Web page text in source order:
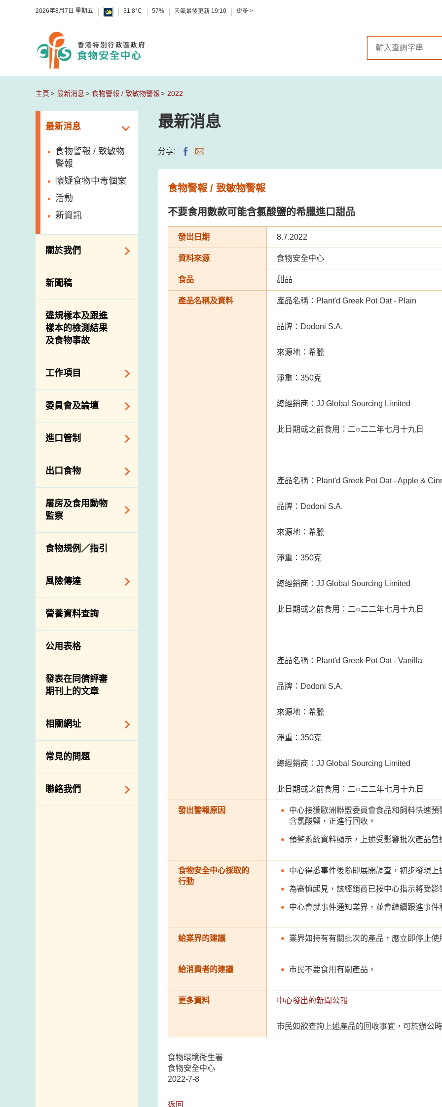
2026年8月7日 星期五 31.8°C 57% 天氣最後更新 19:10 更多 >
主頁 最新消息 食物警報 / 致敏物警報 2022
最新消息
食物警報 / 致敏物
警報
懷疑食物中毒個案
活動
新資訊
關於我們
組織結構
介紹短片
新聞稿
違規樣本及跟進
樣本的檢測結果
及食物事故
工作項目
降低膳食中的鈉和
糖
食物安全重點控制
系統
基因改造食物
資料
食物安全之風險評
估
食物事故應變及管
理
食物消費量調查
總膳食研究
有機食物
高風險食物
抗菌素耐藥性
委員會及論壇
食物安全專家委員
會
消費者聯繫小組
進口管制
食物進口商和食物
分銷商登記制度
絡內地有關當局
進口食物管制
口檢驗
出口食物
出口驗證
出口食物往內地
出口商及業界的消
息
屠房及食用動物
監察
規管農業化學物及
獸醫藥物在食用動
物上的使用
屠房及疾病監測
宰前檢驗
宰後檢驗
結果
屠房及肉類檢驗
食物規例／指引
風險傳達
主題項目
項目及活動
資訊平台
下載
公開比賽
營養資料查詢
公用表格
發表在同儕評審
期刊上的文章
相關網址
相關政府部門／機
構
常見的問題
聯絡我們
最新消息
分享:
食物警報 / 致敏物警報
不要食用數款可能含氯酸鹽的希臘進口甜品
發出日期 8.7.2022
資料來源 食物安全中心
食品 甜品
產品名稱及資料 產品名稱：Plant'd Greek Pot Oat - Plain
品牌：Dodoni S.A.
來源地：希臘
淨重：350克
總經銷商：JJ Global Sourcing Limited
此日期或之前食用：二○二二年七月十九日
產品名稱：Plant'd Greek Pot Oat - Apple &
品牌：Dodoni S.A.
來源地：希臘
淨重：350克
總經銷商：JJ Global Sourcing Limited
此日期或之前食用：二○二二年七月十九日
產品名稱：Plant'd Greek Pot Oat - Vanilla
品牌：Dodoni S.A.
來源地：希臘
淨重：350克
總經銷商：JJ Global Sourcing Limited
此日期或之前食用：二○二二年七月十九日
發出警報原因
中心接獲歐洲聯盟委員會食品和飼料快速
含氯酸鹽，正進行回收。
預警系統資料顯示，上述受影響批次產品曾
食物安全中心採取的
行動
中心得悉事件後隨即展開調查，初步發現
為審慎起見，該經銷商已按中心指示將受
中心會就事件通知業界，並會繼續跟進事件
給業界的建議 業界如持有有關批次的產品，應立即停止使
給消費者的建議 市民不要食用有關產品。
更多資料 中心發出的新聞公報
市民如欲查詢上述產品的回收事宜，可於辦公
食物環境衞生署
食物安全中心
2022-7-8
返回